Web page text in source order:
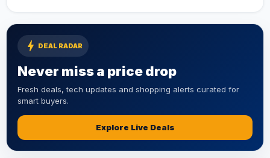
bolt DEAL RADAR
Never miss a price drop
Fresh deals, tech updates and shopping alerts curated for
smart buyers.
Explore Live Deals